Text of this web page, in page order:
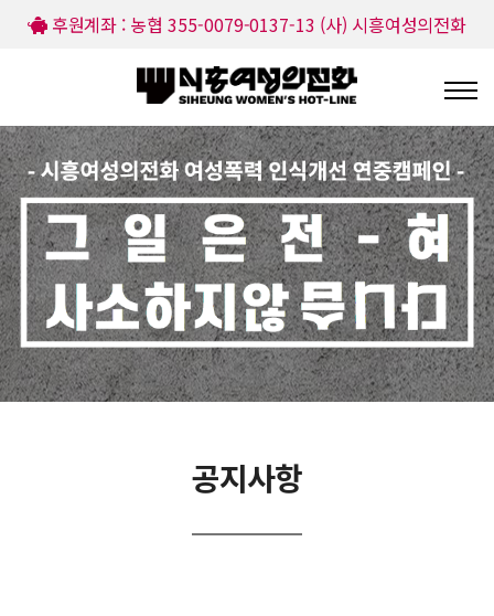
후원계좌 : 농협 355-0079-0137-13 (사) 시흥여성의전화
공지사항